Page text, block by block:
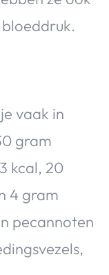
vaak in
gram
kcal, 20
4 gram
pecannoten